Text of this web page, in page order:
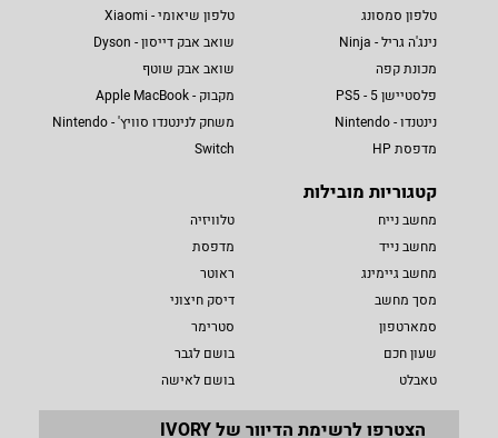
טלפון סמסונג
נינג'ה גריל - Ninja
מכונת קפה
פלסטיישן 5 - PS5
נינטנדו - Nintendo
מדפסת HP
טלפון שיאומי - Xiaomi
שואב אבק דייסון - Dyson
שואב אבק שוטף
מקבוק - Apple MacBook
משחק לנינטנדו סוויץ' - Nintendo
Switch
קטגוריות מובילות
מחשב נייח
מחשב נייד
מחשב גיימינג
מסך מחשב
סמארטפון
שעון חכם
טאבלט
טלוויזיה
מדפסת
ראוטר
דיסק חיצוני
סטרימר
בושם לגבר
בושם לאישה
הצטרפו לרשימת הדיוור של IVORY